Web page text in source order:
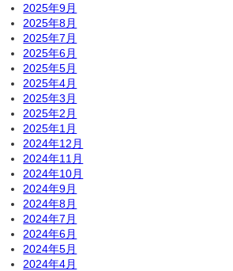
2025年9月
2025年8月
2025年7月
2025年6月
2025年5月
2025年4月
2025年3月
2025年2月
2025年1月
2024年12月
2024年11月
2024年10月
2024年9月
2024年8月
2024年7月
2024年6月
2024年5月
2024年4月